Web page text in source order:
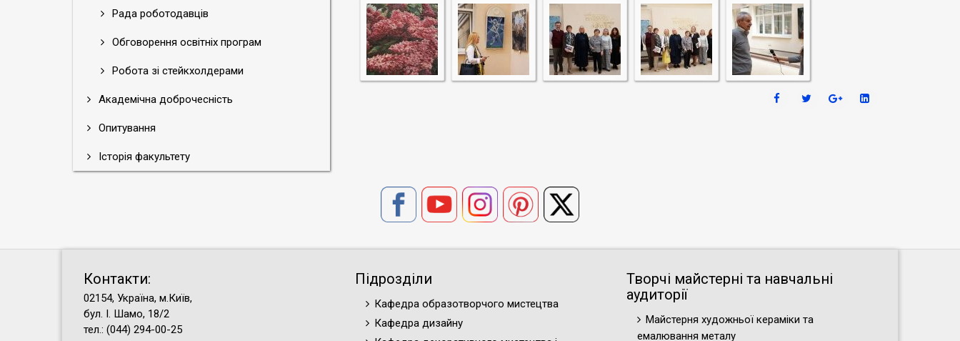
Рада роботодавців
Обговорення освітніх програм
Робота зі стейкхолдерами
Академічна доброчесність
Опитування
Історія факультету
Контакти:
02154, Україна, м.Київ,
бул. І. Шамо, 18/2
тел.: (044) 294-00-25
Підрозділи
Кафедра образотворчого мистецтва
Кафедра дизайну
Творчі майстерні та навчальні
аудиторії
Майстерня художньої кераміки та
емалювання металу